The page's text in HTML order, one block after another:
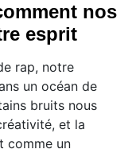
nos
esprit
rap, notre
un océan de
bruits nous
et la
comme un